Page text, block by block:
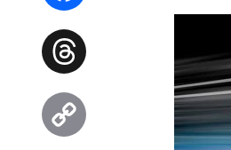
Facebook
Threads